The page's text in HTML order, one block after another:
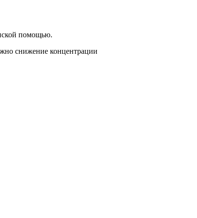
помощью.
снижение концентрации